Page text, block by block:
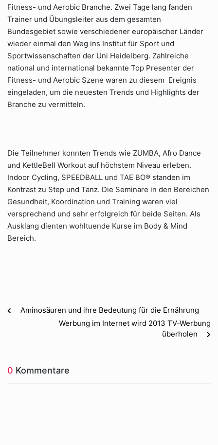
Fitness- und Aerobic Branche. Zwei Tage lang fanden
Trainer und Übungsleiter aus dem gesamten
Bundesgebiet sowie verschiedener europäischer Länder
wieder einmal den Weg ins Institut für Sport und
Sportwissenschaften der Uni Heidelberg. Zahlreiche
national und international bekannte Top Presenter der
Fitness- und Aerobic Szene waren zu diesem Ereignis
eingeladen, um die neuesten Trends und Highlights der
Branche zu vermitteln.
Die Teilnehmer konnten Trends wie ZUMBA, Afro Dance
und KettleBell Workout auf höchstem Niveau erleben.
Indoor Cycling, SPEEDBALL und TAE BO® standen im
Kontrast zu Step und Tanz. Die Seminare in den Bereichen
Gesundheit, Koordination und Training waren viel
versprechend und sehr erfolgreich für beide Seiten. Als
Ausklang dienten wohltuende Kurse im Body & Mind
Bereich.
Aminosäuren und ihre Bedeutung für die Ernährung
Werbung im Internet wird 2013 TV-Werbung
überholen
0 Kommentare